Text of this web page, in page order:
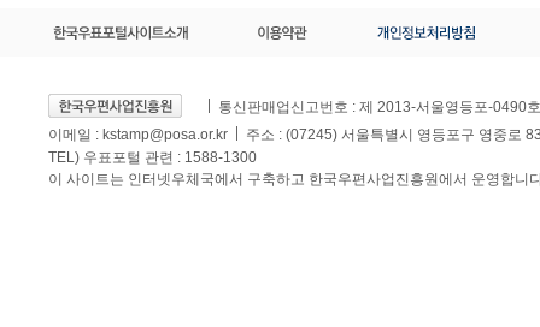
통신판매업신고번호 : 제 2013-서울영등포-0490호
이메일 : kstamp@posa.or.kr
주소 : (07245) 서울특별시 영등포구 영중로
TEL) 우표포털 관련 : 1588-1300
이 사이트는 인터넷우체국에서 구축하고 한국우편사업진흥원에서 운영합니